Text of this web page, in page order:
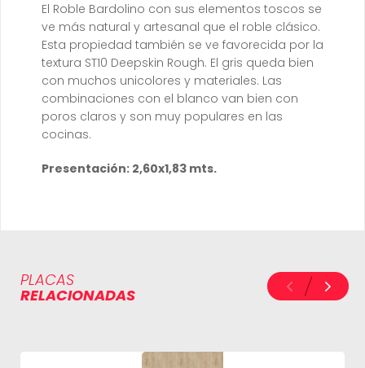
El Roble Bardolino con sus elementos toscos se
ve más natural y artesanal que el roble clásico.
Esta propiedad también se ve favorecida por la
textura ST10 Deepskin Rough. El gris queda bien
con muchos unicolores y materiales. Las
combinaciones con el blanco van bien con
poros claros y son muy populares en las
cocinas.
Presentación: 2,60x1,83 mts.
PLACAS
RELACIONADAS